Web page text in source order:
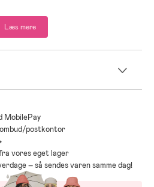
Læs mere
MobilePay
postkontor
vores eget lager
– så sendes varen samme dag!